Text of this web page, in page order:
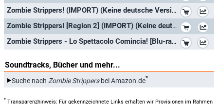
Zombie Strippers! (IMPORT) (Keine deutsche Version)
Zombie Strippers! [Region 2] (IMPORT) (Keine deutsche Version)
Zombie Strippers - Lo Spettacolo Comincia! [Blu-ray] [IT Import]
Soundtracks, Bücher und mehr...
Suche nach Zombie Strippersbei Amazon.de*
* Transparenzhinweis: Für gekennzeichnete Links erhalten wir Provisionen im Rahmen